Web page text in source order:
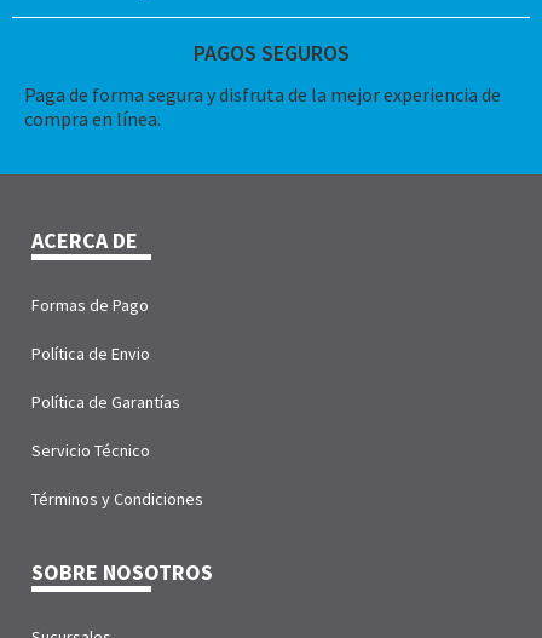
PAGOS SEGUROS
Paga de forma segura y disfruta de la mejor experiencia de
compra en línea.
ACERCA DE
Formas de Pago
Política de Envio
Política de Garantías
Servicio Técnico
Términos y Condiciones
SOBRE NOSOTROS